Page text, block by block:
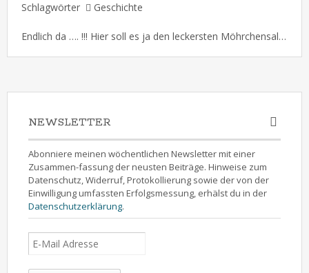
Schlagwörter
Geschichte
Endlich da …. !!! Hier soll es ja den leckersten Möhrchensalat der ganzen Insel geben ! ( Wittdün / Amrum – 13. Oktober 2017 – )
NEWSLETTER
Abonniere meinen wöchentlichen Newsletter mit einer
Zusammen-fassung der neusten Beiträge. Hinweise zum
Datenschutz, Widerruf, Protokollierung sowie der von der
Einwilligung umfassten Erfolgsmessung, erhälst du in der
Datenschutzerklärung.